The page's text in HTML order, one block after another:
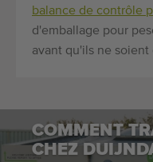
balance de contrôle
d'emballage pour
avant qu'ils ne soient
COMMENT
CHEZ